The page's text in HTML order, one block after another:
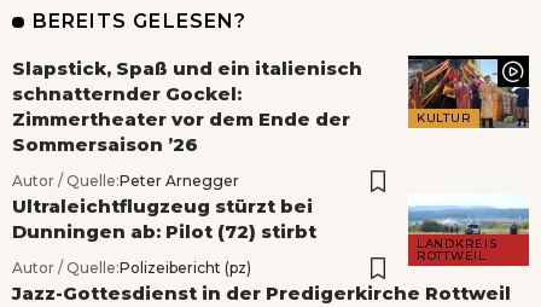
BEREITS GELESEN?
KULTUR
Slapstick, Spaß und ein italienisch
schnatternder Gockel:
Zimmertheater vor dem Ende der
Sommersaison ’26
Autor / Quelle:Peter Arnegger
LANDKREIS
ROTTWEIL
Ultraleichtflugzeug stürzt bei
Dunningen ab: Pilot (72) stirbt
Autor / Quelle:Polizeibericht (pz)
Jazz-Gottesdienst in der Predigerkirche Rottweil